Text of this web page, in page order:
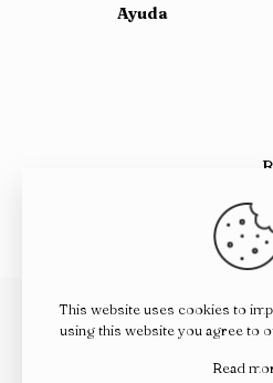
Ayuda
© 2023 Vibra Verde -
This website uses cookies to
using this website you agree to
Read